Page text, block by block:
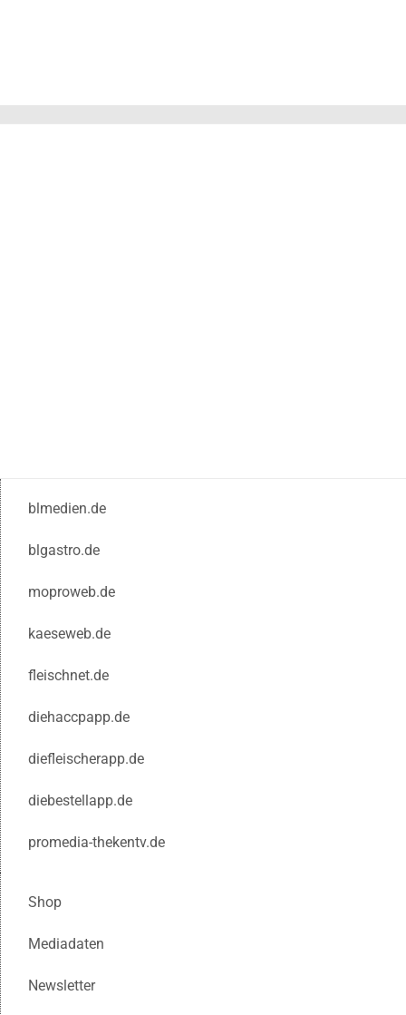
blmedien.de
blgastro.de
moproweb.de
kaeseweb.de
fleischnet.de
diehaccpapp.de
diefleischerapp.de
diebestellapp.de
promedia-thekentv.de
Shop
Mediadaten
Newsletter